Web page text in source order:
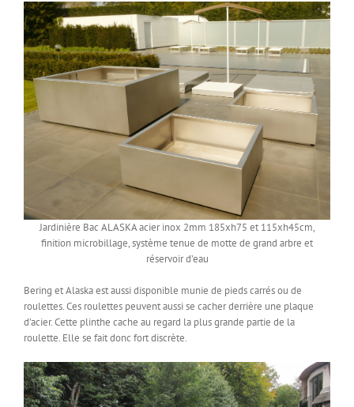
Jardinière Bac ALASKA acier inox 2mm 185xh75 et 115xh45cm,
finition microbillage, système tenue de motte de grand arbre et
réservoir d’eau
Bering et Alaska est aussi disponible munie de pieds carrés ou de
roulettes. Ces roulettes peuvent aussi se cacher derrière une plaque
d’acier. Cette plinthe cache au regard la plus grande partie de la
roulette. Elle se fait donc fort discrète.